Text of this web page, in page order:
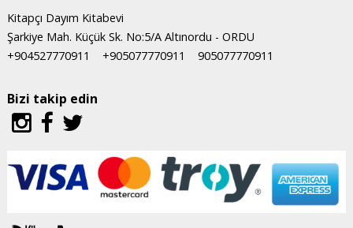
Kitapçı Dayım Kitabevi
Şarkiye Mah. Küçük Sk. No:5/A Altınordu - ORDU
+904527770911
+905077770911 905077770911
Bizi takip edin